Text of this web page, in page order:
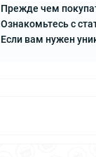
Прежде чем
Ознакомьтесь с
Если вам нужен